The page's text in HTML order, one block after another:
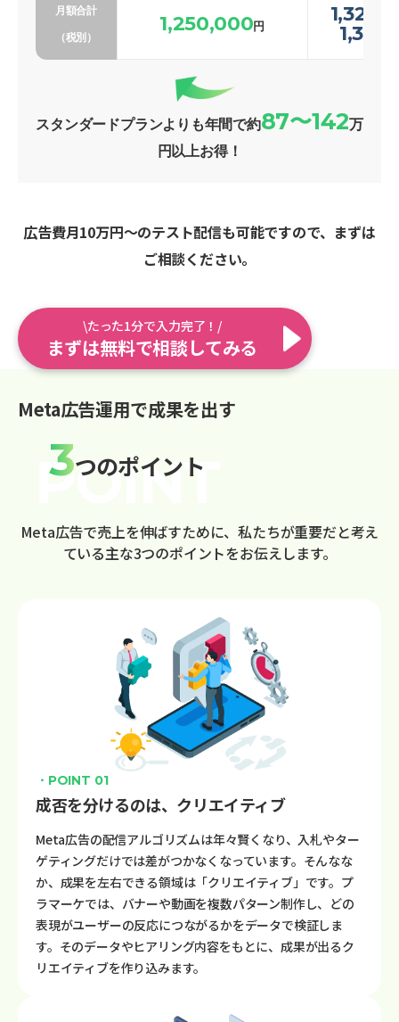
月額合計
（税別）
1,250,000円
スタンダードプランよりも年間で約87〜142万
円以上お得！
広告費月10万円〜のテスト配信も可能ですので、まずは
ご相談ください。
\たった1分で入力完了！/
まずは無料で相談してみる
Meta広告運用で成果を出す
3つのポイント
Meta広告で売上を伸ばすために、私たちが重要だと考え
ている主な3つのポイントをお伝えします。
・POINT 01
成否を分けるのは、クリエイティブ
Meta広告の配信アルゴリズムは年々賢くなり、入札やター
ゲティングだけでは差がつかなくなっています。そんなな
か、成果を左右できる領域は「クリエイティブ」です。プ
ラマーケでは、バナーや動画を複数パターン制作し、どの
表現がユーザーの反応につながるかをデータで検証しま
す。そのデータやヒアリング内容をもとに、成果が出るク
リエイティブを作り込みます。